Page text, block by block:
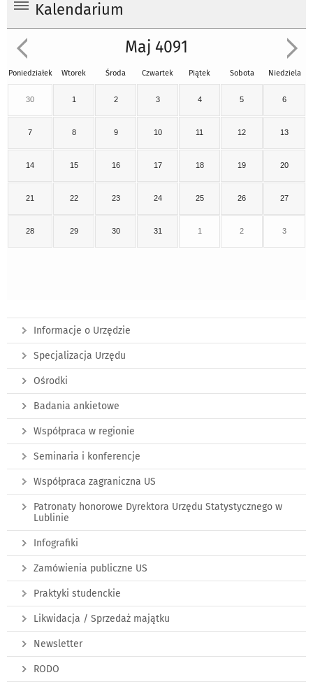
Kalendarium
Maj 4091
Poniedziałek Wtorek Środa Czwartek Piątek Sobota Niedziela
30 1 2 3 4 5 6
7 8 9 10 11 12 13
14 15 16 17 18 19 20
21 22 23 24 25 26 27
28 29 30 31 1 2 3
Informacje o Urzędzie
Specjalizacja Urzędu
Ośrodki
Badania ankietowe
Współpraca w regionie
Seminaria i konferencje
Współpraca zagraniczna US
Patronaty honorowe Dyrektora Urzędu Statystycznego w
Lublinie
Infografiki
Zamówienia publiczne US
Praktyki studenckie
Likwidacja / Sprzedaż majątku
Newsletter
RODO